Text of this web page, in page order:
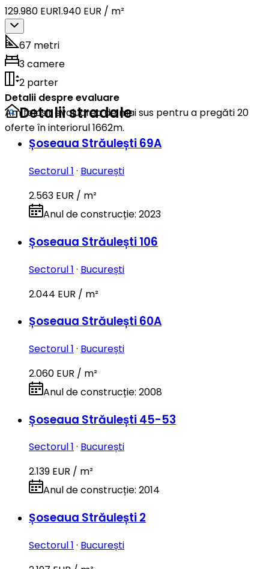
129.980 EUR1.940 EUR / m²
67 metri
3 camere
2 parter
Detalii despre evaluare
Am folosit evaluarea de mai sus pentru a pregăti 20
oferte în interiorul 1662m.
Detalii stradale
Șoseaua Străulești 69A
Sectorul 1 · București
2.563 EUR / m²
Anul de construcție: 2023
Șoseaua Străulești 106
Sectorul 1 · București
2.044 EUR / m²
Șoseaua Străulești 60A
Sectorul 1 · București
2.060 EUR / m²
Anul de construcție: 2008
Șoseaua Străulești 45-53
Sectorul 1 · București
2.139 EUR / m²
Anul de construcție: 2014
Șoseaua Străulești 2
Sectorul 1 · București